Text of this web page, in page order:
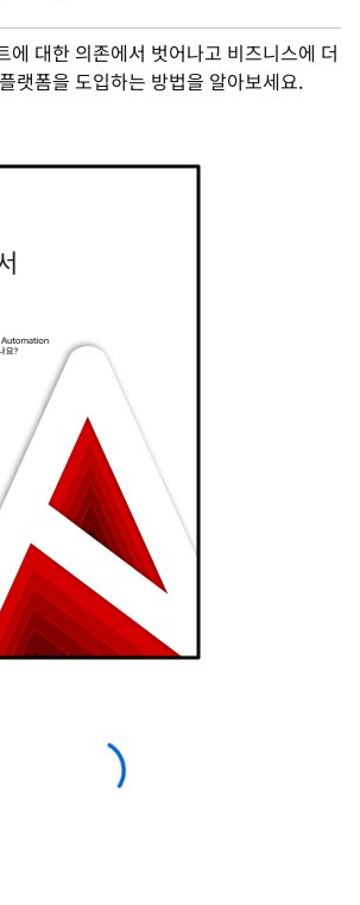
에 대한 의존에서 벗어나고 비즈니스에 더
랫폼을 도입하는 방법을 알아보세요.
your Red Hat